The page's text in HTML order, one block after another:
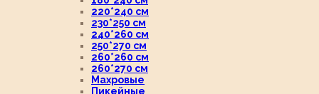
220*240 см
230*250 см
240*260 см
250*270 см
260*260 см
260*270 см
Махровые
Пикейные